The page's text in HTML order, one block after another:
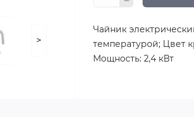
>
Чайник
температурой; Цвет
Мощность: 2,4 кВт